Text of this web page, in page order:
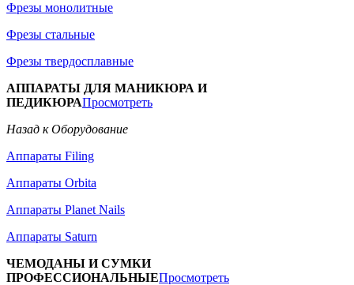
Фрезы монолитные
Фрезы стальные
Фрезы твердосплавные
АППАРАТЫ ДЛЯ МАНИКЮРА И
ПЕДИКЮРАПросмотреть
Назад к Оборудование
Аппараты Filing
Аппараты Orbita
Аппараты Planet Nails
Аппараты Saturn
ЧЕМОДАНЫ И СУМКИ
ПРОФЕССИОНАЛЬНЫЕПросмотреть